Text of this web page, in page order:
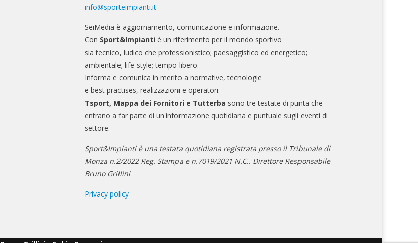
info@sporteimpianti.it
SeiMedia è aggiornamento, comunicazione e informazione.
Con Sport&Impianti è un riferimento per il mondo sportivo
sia tecnico, ludico che professionistico; paesaggistico ed energetico;
ambientale; life-style; tempo libero.
Informa e comunica in merito a normative, tecnologie
e best practises, realizzazioni e operatori.
Tsport, Mappa dei Fornitori e Tutterba sono tre testate di punta che
entrano a far parte di un'informazione quotidiana e puntuale sugli eventi di
settore.
Sport&Impianti è una testata quotidiana registrata presso il Tribunale di
Monza n.2/2022 Reg. Stampa e n.7019/2021 N.C.. Direttore Responsabile
Bruno Grillini
Privacy policy